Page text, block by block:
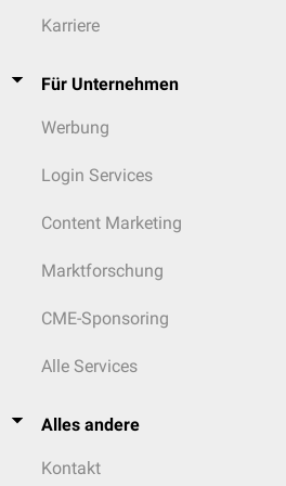
Karriere
Für Unternehmen
Werbung
Login Services
Content Marketing
Marktforschung
CME-Sponsoring
Alle Services
Alles andere
Kontakt